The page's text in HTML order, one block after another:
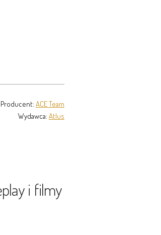
Producent: ACE Team
Wydawca: Atlus
i filmy